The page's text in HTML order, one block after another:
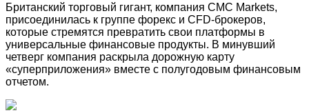
Британский торговый гигант, компания CMC Markets,
присоединилась к группе форекс и CFD-брокеров,
которые стремятся превратить свои платформы в
универсальные финансовые продукты. В минувший
четверг компания раскрыла дорожную карту
«суперприложения» вместе с полугодовым финансовым
отчетом.